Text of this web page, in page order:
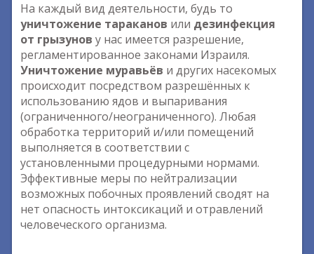
На каждый вид деятельности, будь то
уничтожение тараканов или дезинфекция
от грызунов у нас имеется разрешение,
регламентированное законами Израиля.
Уничтожение муравьёв и других насекомых
происходит посредством разрешённых к
использованию ядов и выпаривания
(ограниченного/неограниченного). Любая
обработка территорий и/или помещений
выполняется в соответствии с
установленными процедурными нормами.
Эффективные меры по нейтрализации
возможных побочных проявлений сводят на
нет опасность интоксикаций и отравлений
человеческого организма.